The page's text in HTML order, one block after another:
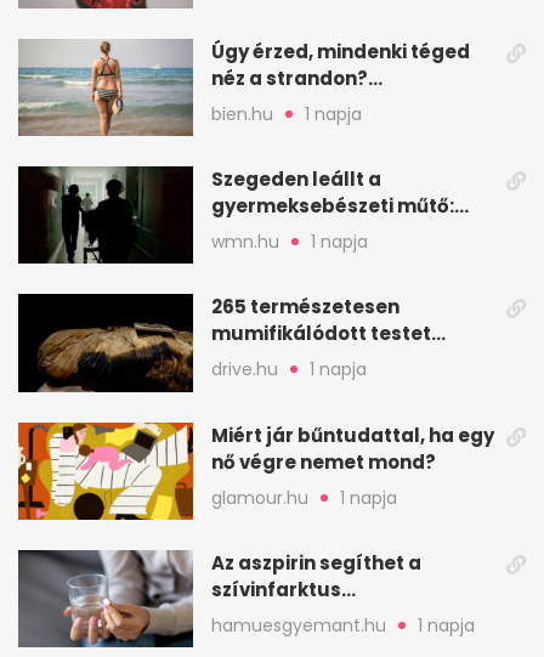
Úgy érzed, mindenki téged
néz a strandon?
Pszichológusok szerint más
áll a háttérben
bien.hu 1 napja
Szegeden leállt a
gyermeksebészeti műtő:
elfogytak a tartalékok
wmn.hu 1 napja
265 természetesen
mumifikálódott testet
találtak egy váci templom
drive.hu 1 napja
Miért jár bűntudattal, ha egy
nő végre nemet mond?
glamour.hu 1 napja
Az aszpirin segíthet a
szívinfarktus
megelőzésében, de nem
mindenkinek
hamuesgyemant.hu 1 napja